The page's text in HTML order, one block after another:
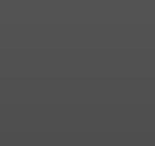
поддержке росгвардии
партией наркотиков